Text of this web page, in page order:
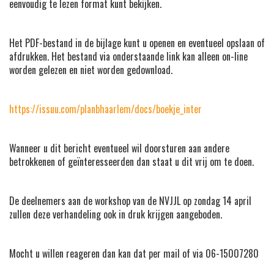
eenvoudig te lezen format kunt bekijken.
Het PDF-bestand in de bijlage kunt u openen en eventueel opslaan of
afdrukken. Het bestand via onderstaande link kan alleen on-line
worden gelezen en niet worden gedownload.
https://issuu.com/planbhaarlem/docs/boekje_inter
Wanneer u dit bericht eventueel wil doorsturen aan andere
betrokkenen of geïnteresseerden dan staat u dit vrij om te doen.
De deelnemers aan de workshop van de NVJJL op zondag 14 april
zullen deze verhandeling ook in druk krijgen aangeboden.
Mocht u willen reageren dan kan dat per mail of via 06-15007280